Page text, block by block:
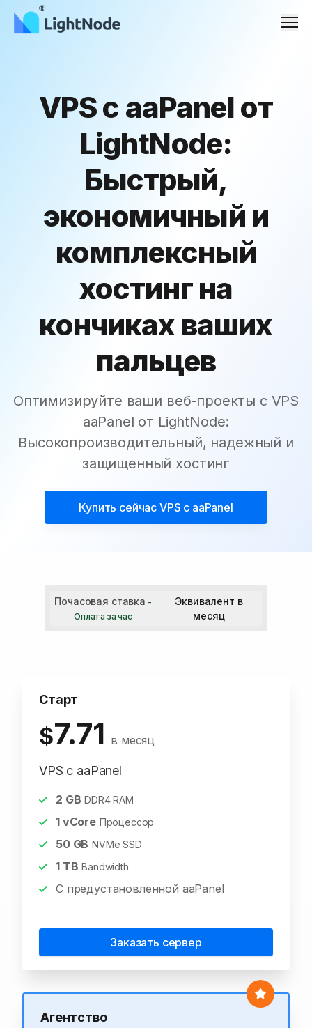
VPS с aaPanel от
LightNode:
Быстрый,
экономичный и
комплексный
хостинг на
кончиках ваших
пальцев
Оптимизируйте ваши веб-проекты с VPS
aaPanel от LightNode:
Высокопроизводительный, надежный и
защищенный хостинг
Купить сейчас VPS с aaPanel
Почасовая ставка -
Оплата за час
Эквивалент в
месяц
Старт
$7.71 в месяц
VPS с aaPanel
2 GB DDR4 RAM
1vCore Процессор
50GB NVMe SSD
1TB Bandwidth
С предустановленной aaPanel
Заказать сервер
Агентство